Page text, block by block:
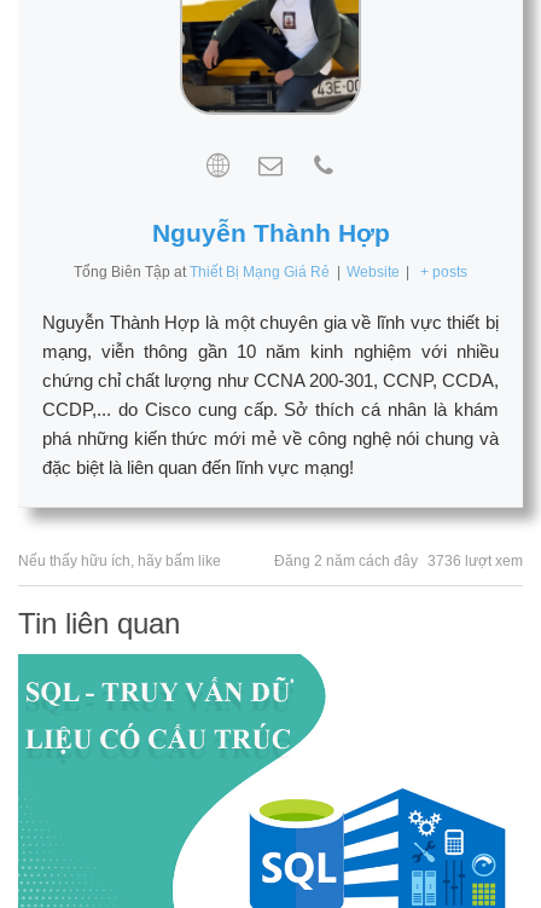
Nguyễn Thành Hợp
Tổng Biên Tập at Thiết Bị Mạng Giá Rẻ | Website | + posts
Nguyễn Thành Hợp là một chuyên gia về lĩnh vực thiết bị
mạng, viễn thông gần 10 năm kinh nghiệm với nhiều
chứng chỉ chất lượng như CCNA 200-301, CCNP, CCDA,
CCDP,... do Cisco cung cấp. Sở thích cá nhân là khám
phá những kiến thức mới mẻ về công nghệ nói chung và
đặc biệt là liên quan đến lĩnh vực mạng!
Nếu thấy hữu ích, hãy bấm like Đăng 2 năm cách đây 3736 lượt xem
Tin liên quan